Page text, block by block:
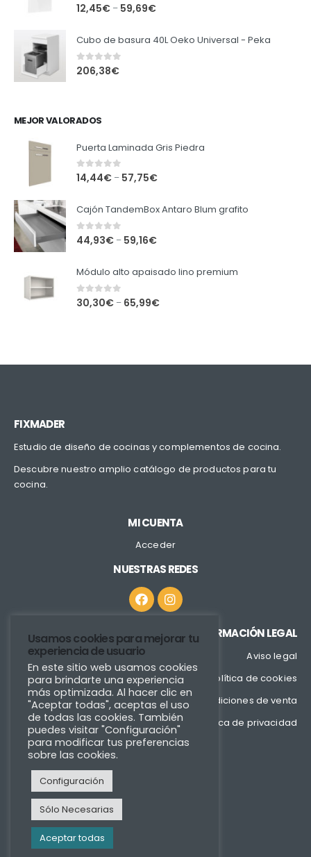
0out of 5
12,45€ – 59,69€
Cubo de basura 40L Oeko Universal - Peka
0out of 5
206,38€
MEJOR VALORADOS
Puerta Laminada Gris Piedra
0 out of 5
14,44€ – 57,75€
Cajón TandemBox Antaro Blum grafito
0out of 5
44,93€ – 59,16€
Módulo alto apaisado lino premium
0out of 5
30,30€ – 65,99€
FIXMADER
Estudio de diseño de cocinas y complementos de cocina.
Descubre nuestro amplio catálogo de productos para tu
cocina.
MI CUENTA
Acceder
NUESTRAS REDES
INFORMACIÓN LEGAL
Aviso legal
Política de cookies
Condiciones de venta
Política de privacidad
Usamos cookies para mejorar tu
experiencia de usuario
En este sitio web usamos cookies
para brindarte una experiencia
más optimizada. Al hacer clic en
"Aceptar todas", aceptas el uso
de todas las cookies. También
puedes visitar "Configuración"
para modificar tus preferencias
sobre las cookies.
Configuración
Sólo Necesarias
Aceptar todas